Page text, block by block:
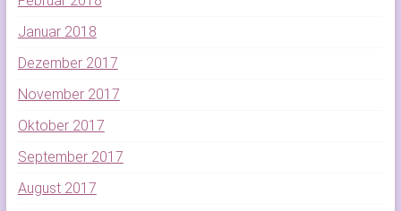
Januar 2018
Dezember 2017
November 2017
Oktober 2017
September 2017
August 2017